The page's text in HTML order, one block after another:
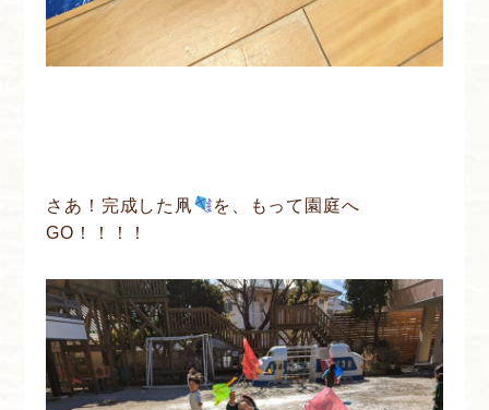
さあ！完成した凧
を、もって園庭へ
GO！！！！